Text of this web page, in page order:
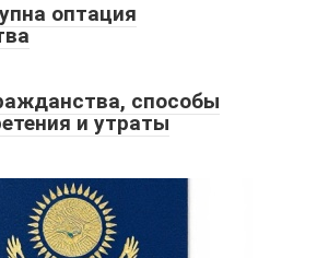
оптация
способы
и утраты